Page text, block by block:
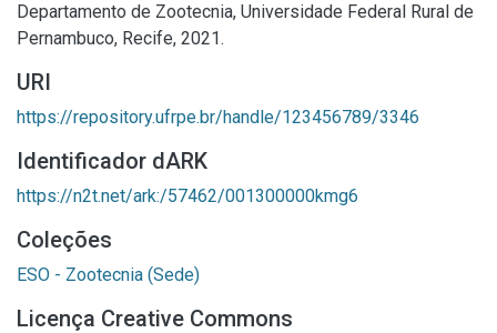
Departamento de Zootecnia, Universidade Federal Rural de
Pernambuco, Recife, 2021.
URI
https://repository.ufrpe.br/handle/123456789/3346
Identificador dARK
https://n2t.net/ark:/57462/001300000kmg6
Coleções
ESO - Zootecnia (Sede)
Licença Creative Commons